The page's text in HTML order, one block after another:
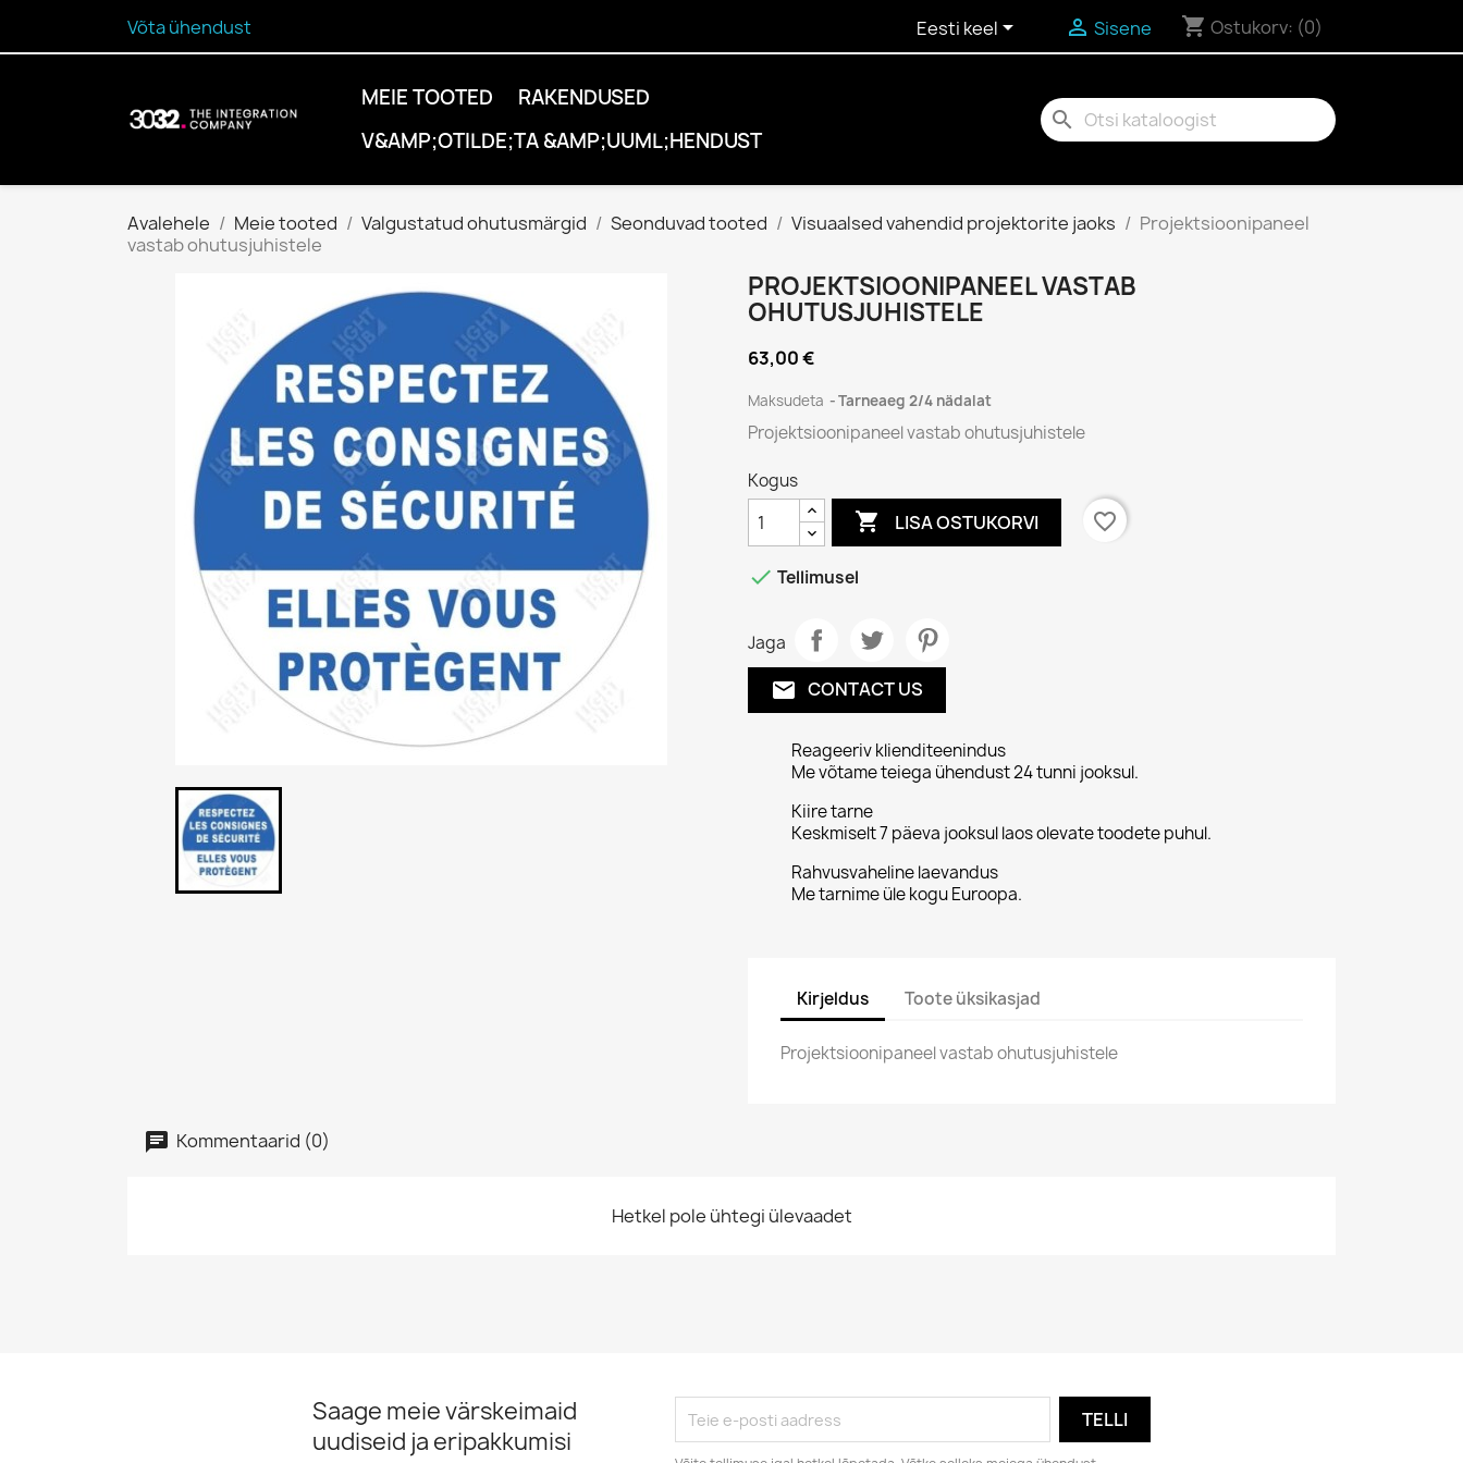
Võta ühendust Eesti keel  Sisene shopping_cart Ostukorv: (0)
MEIE TOOTED
RAKENDUSED
V&AMP;OTILDE;TA &AMP;UUML;HENDUST
search
Avalehele Meie tooted Valgustatud ohutusmärgid Seonduvad tooted Visuaalsed vahendid projektorite jaoks
Projektsioonipaneel
vastab ohutusjuhistele
PROJEKTSIOONIPANEEL VASTAB
OHUTUSJUHISTELE
63,00 €
Maksudeta Tarneaeg 2/4 nädalat
Projektsioonipaneel vastab ohutusjuhistele
Kogus
 LISA OSTUKORVI favorite_border
 Tellimusel
Jaga
email CONTACT US
Reageeriv klienditeenindus
Me võtame teiega ühendust 24 tunni jooksul.
Kiire tarne
Keskmiselt 7 päeva jooksul laos olevate toodete puhul.
Rahvusvaheline laevandus
Me tarnime üle kogu Euroopa.
Kirjeldus Toote üksikasjad
Projektsioonipaneel vastab ohutusjuhistele
Kommentaarid (0)
Hetkel pole ühtegi ülevaadet
Saage meie värskeimaid
uudiseid ja eripakkumisi